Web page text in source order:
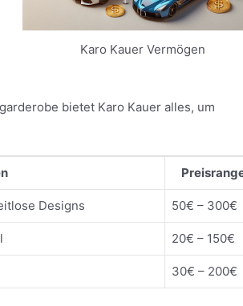
Karo Kauer Vermögen
bietet Karo Kauer alles, um
Designs 50€ – 300€
20€ – 150€
30€ – 200€